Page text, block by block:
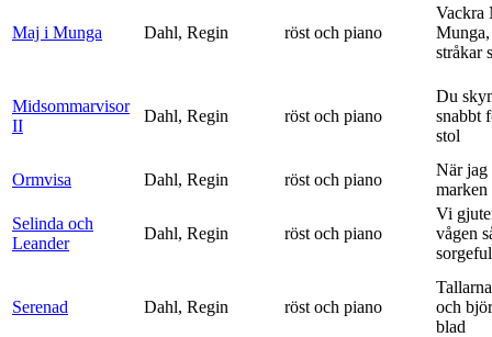
Maj i Munga Dahl, Regin röst och piano
Vackra
stråkar
Midsommarvisor
II
Dahl, Regin röst och piano
Du
snabbt
stol
Ormvisa Dahl, Regin röst och piano
När jag
marken
Selinda och
Leander
Dahl, Regin röst och piano
Vi
vågen
Serenad Dahl, Regin röst och piano
och
blad